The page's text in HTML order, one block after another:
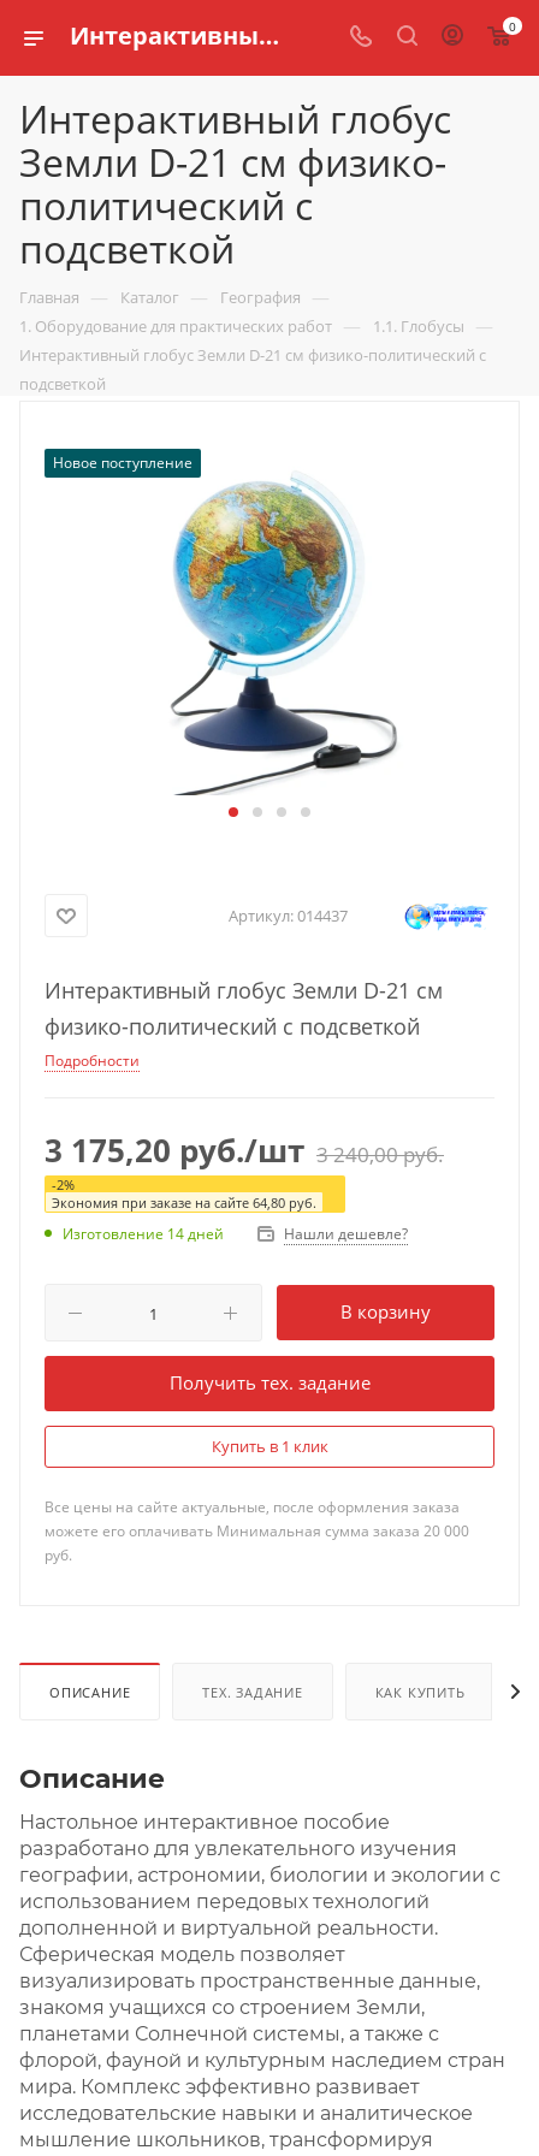
Интерактивный глобус Земли D-21 см физико-политический с подсветкой купить по доступной цене в интернет магазине schools.ru 0
Интерактивный глобус
Земли D-21 см физико-
политический с
подсветкой
Главная — Каталог — География —
1. Оборудование для практических работ — 1.1. Глобусы —
Интерактивный глобус Земли D-21 см физико-политический с
подсветкой
Новое поступление
Артикул:014437
Интерактивный глобус Земли D-21 см
физико-политический с подсветкой
Подробности
3 175,20 руб./шт 3 240,00руб.
-2%
Экономия при заказе на сайте 64,80 руб.
Изготовление 14 дней Нашли дешевле?
В корзину
Получить тех. задание
Купить в 1 клик
Все цены на сайте актуальные, после оформления заказа
можете его оплачивать Минимальная сумма заказа 20 000
руб.
ОПИСАНИЕ ТЕХ. ЗАДАНИЕ КАК КУПИТЬ
Описание
Настольное интерактивное пособие
разработано для увлекательного изучения
географии, астрономии, биологии и экологии с
использованием передовых технологий
дополненной и виртуальной реальности.
Сферическая модель позволяет
визуализировать пространственные данные,
знакомя учащихся со строением Земли,
планетами Солнечной системы, а также с
флорой, фауной и культурным наследием стран
мира. Комплекс эффективно развивает
исследовательские навыки и аналитическое
мышление школьников, трансформируя